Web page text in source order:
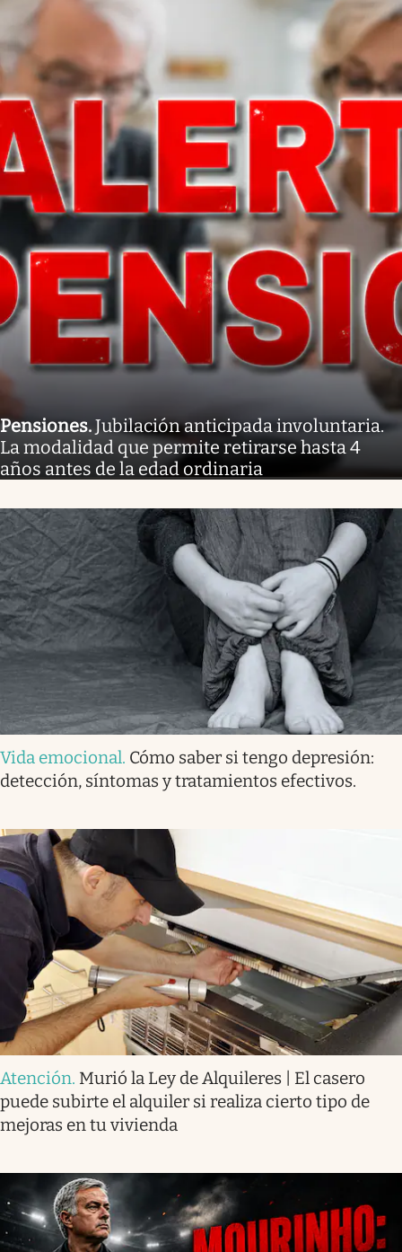
Pensiones.Jubilación anticipada involuntaria.
La modalidad que permite retirarse hasta 4
años antes de la edad ordinaria
Vida emocional. Cómo saber si tengo depresión:
detección, síntomas y tratamientos efectivos.
Atención. Murió la Ley de Alquileres | El casero
puede subirte el alquiler si realiza cierto tipo de
mejoras en tu vivienda